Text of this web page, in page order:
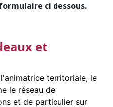
ci dessous.
et
territoriale, le
le réseau de
et de particulier sur